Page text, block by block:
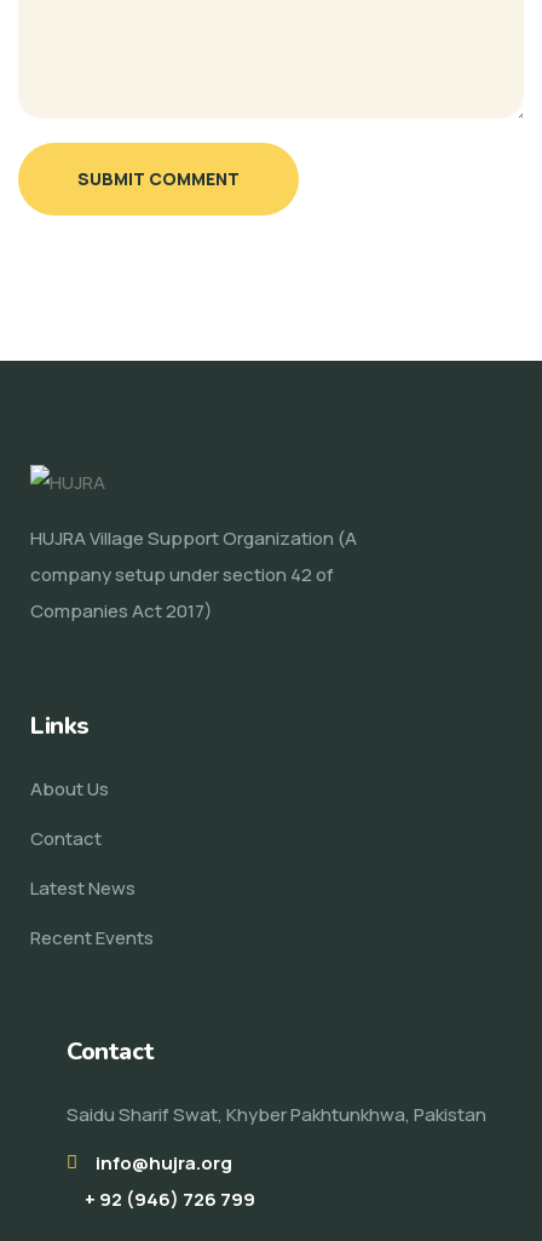
SUBMIT COMMENT
HUJRA Village Support Organization (A
company setup under section 42 of
Companies Act 2017)
Links
About Us
Contact
Latest News
Recent Events
Contact
Saidu Sharif Swat, Khyber Pakhtunkhwa, Pakistan
info@hujra.org
+ 92 (946) 726 799